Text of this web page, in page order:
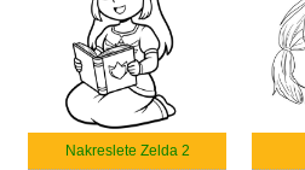
Nakreslete Zelda 2